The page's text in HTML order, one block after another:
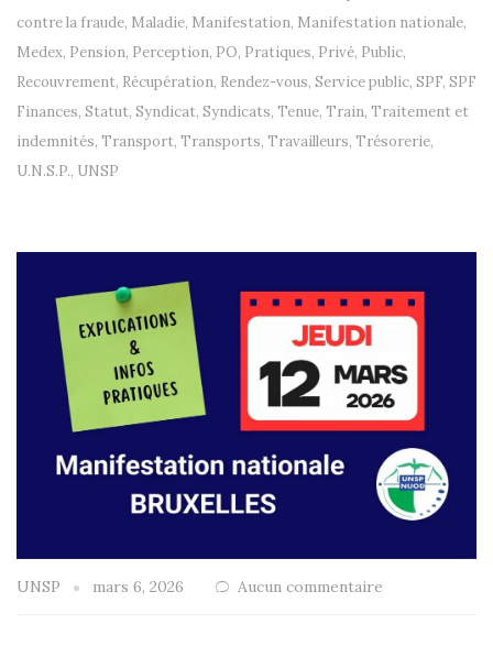
contre la fraude, Maladie, Manifestation, Manifestation nationale,
Medex, Pension, Perception, PO, Pratiques, Privé, Public,
Recouvrement, Récupération, Rendez-vous, Service public, SPF, SPF
Finances, Statut, Syndicat, Syndicats, Tenue, Train, Traitement et
indemnités, Transport, Transports, Travailleurs, Trésorerie,
U.N.S.P., UNSP
UNSP mars 6, 2026 Aucun commentaire